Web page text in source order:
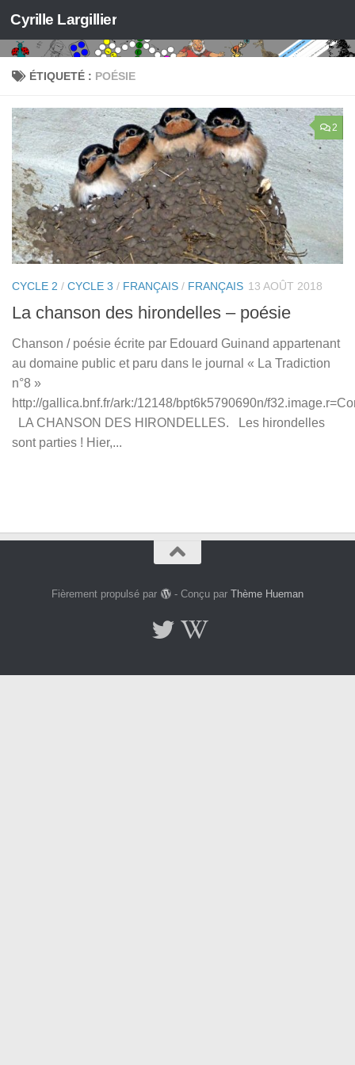
Skip to content
Cyrille Largillier
ÉTIQUETÉ : POÉSIE
2
CYCLE 2 / CYCLE 3 / FRANÇAIS / FRANÇAIS 13 AOÛT 2018
La chanson des hirondelles – poésie
Chanson / poésie écrite par Edouard Guinand appartenant
au domaine public et paru dans le journal « La Tradiction
n°8 »
http://gallica.bnf.fr/ark:/12148/bpt6k5790690n/
LA CHANSON DES HIRONDELLES. Les hirondelles
sont parties ! Hier,...
Fièrement propulsé par - Conçu par Thème Hueman